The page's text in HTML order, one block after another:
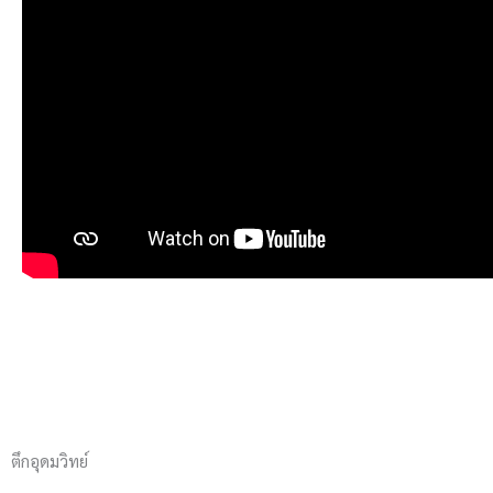
ตึกอุดมวิทย์